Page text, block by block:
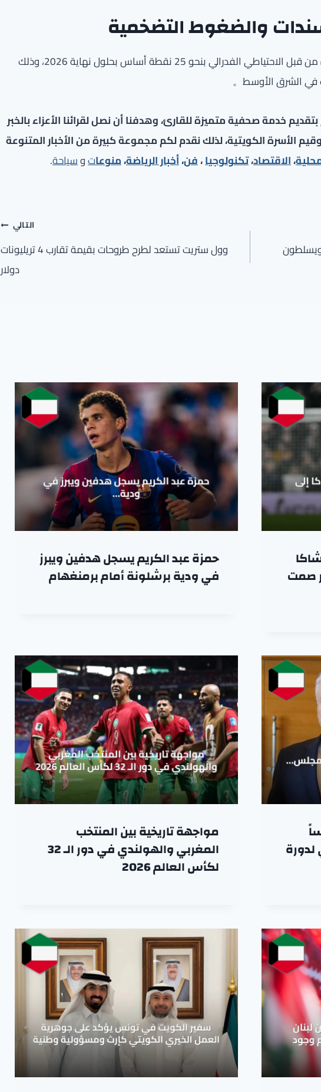
والضغوط التضخمية
ويتوقع مستثمرو السندات رفع أسعار الفائدة من قبل الاحتياطي الفدرالي بنحو 25 نقطة أساس بحلول نهاية 2026، وذلك
في الشرق الأوسط。
خدمة صحفية متميزة للقارئ، وهدفنا أن نصل لقرائنا الأعزاء بالخبر
الأسرة الكويتية، لذلك نقدم لكم مجموعة كبيرة من الأخبار المتنوعة
،الاقتصاد،تكنولوجيا،فن،أخبار الرياضة،منوعاتوسياحة.
التالي
وول ستريت تستعد لطرح طروحات بقيمة تقارب 4 تريليونات
دولار
صمت
حمزة عبد الكريم يسجل هدفين ويبرز
في ودية برشلونة أمام برمنغهام
لدورة
مواجهة تاريخية بين المنتخب
المغربي والهولندي في دور الـ 32
لكأس العالم 2026